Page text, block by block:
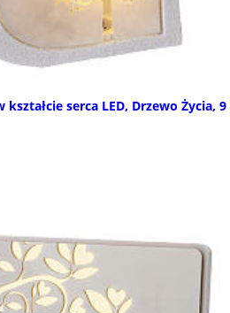
serca LED, Drzewo Życia, 9